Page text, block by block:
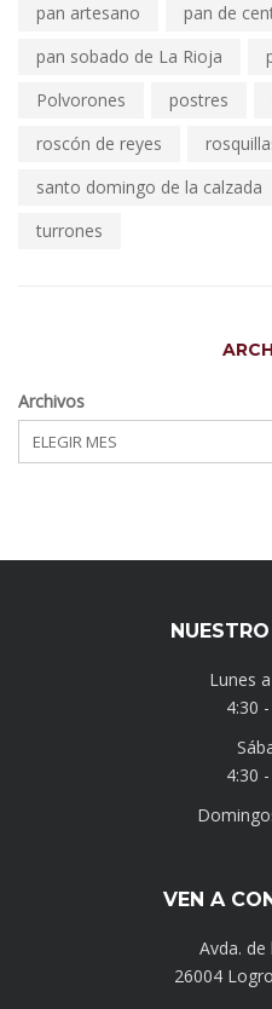
pan artesano
pan de
pan sobado de La Rioja
Polvorones
postres
roscón de reyes
santo domingo de la calzada
turrones
Archivos
Lunes
4:30
4:30
VEN A
Avda. de
26004